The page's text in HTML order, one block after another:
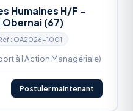
Humaines H/F –
Obernai (67)
: OA2026-1001
à l'Action Managériale)
Postuler maintenant